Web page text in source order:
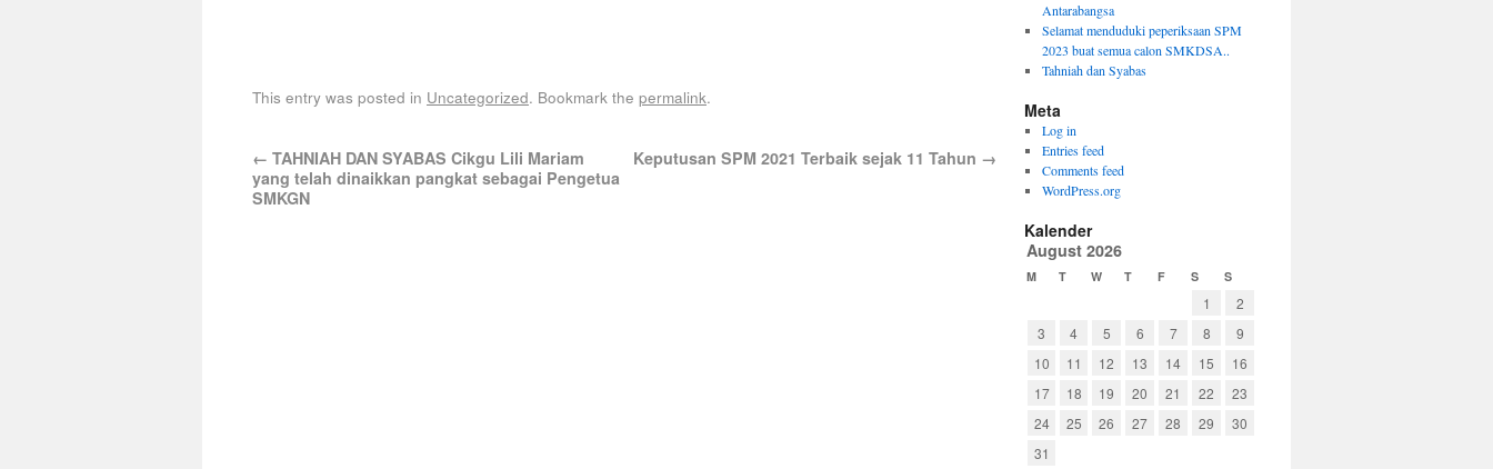
This entry was posted in Uncategorized. Bookmark the permalink.
← TAHNIAH DAN SYABAS Cikgu Lili Mariam
yang telah dinaikkan pangkat sebagai Pengetua
SMKGN
Keputusan SPM 2021 Terbaik sejak 11 Tahun →
Antarabangsa
Selamat menduduki peperiksaan SPM
2023 buat semua calon SMKDSA..
Tahniah dan Syabas
Meta
Log in
Entries feed
Comments feed
WordPress.org
Kalender
August 2026
M T W T F S S
1
2
3
4 5 6 7 8
9
10
11 12 13 14 15
16
17
18 19 20 21 22
23
24
25 26 27 28 29
30
31